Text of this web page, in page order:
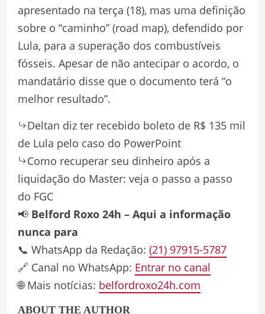
apresentado na terça (18), mas uma definição
sobre o “caminho” (road map), defendido por
Lula, para a superação dos combustíveis
fósseis. Apesar de não antecipar o acordo, o
mandatário disse que o documento terá “o
melhor resultado”.
Deltan diz ter recebido boleto de R$ 135 mil
de Lula pelo caso do PowerPoint
Como recuperar seu dinheiro após a
liquidação do Master: veja o passo a passo
do FGC
📢 Belford Roxo 24h – Aqui a informação
nunca para
📞 WhatsApp da Redação: (21) 97915-5787
🔗 Canal no WhatsApp: Entrar no canal
🌐 Mais notícias: belfordroxo24h.com
ABOUT THE AUTHOR